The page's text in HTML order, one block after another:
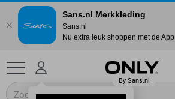
Sans.nl Merkkleding
Sans.nl
Nu extra leuk shoppen met de App.